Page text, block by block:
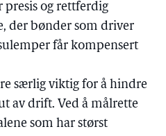
presis og rettferdig
der bønder som driver
får kompensert
særlig viktig for å hindre
av drift. Ved å målrette
som har størst